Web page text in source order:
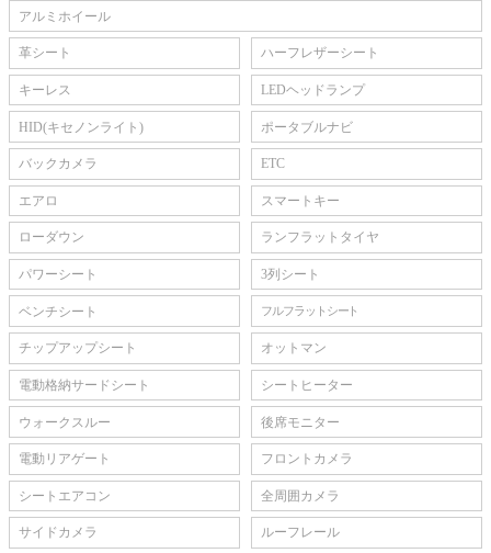
アルミホイール
革シート ハーフレザーシート
キーレス LEDヘッドランプ
HID(キセノンライト) ポータブルナビ
バックカメラ ETC
エアロ スマートキー
ローダウン ランフラットタイヤ
パワーシート 3列シート
ベンチシート フルフラットシート
チップアップシート オットマン
電動格納サードシート シートヒーター
ウォークスルー 後席モニター
電動リアゲート フロントカメラ
シートエアコン 全周囲カメラ
サイドカメラ ルーフレール